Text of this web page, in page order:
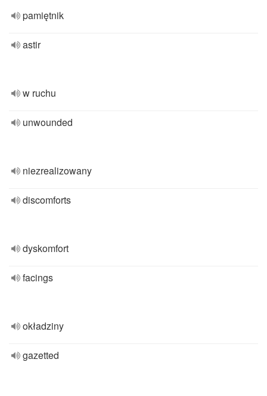
pamiętnik
astir
w ruchu
unwounded
niezrealizowany
discomforts
dyskomfort
facings
okładziny
gazetted